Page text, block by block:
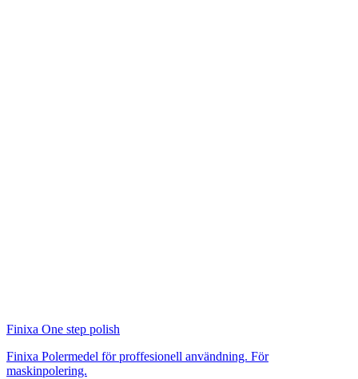
Finixa One step polish
Finixa Polermedel för proffesionell användning. För
maskinpolering.